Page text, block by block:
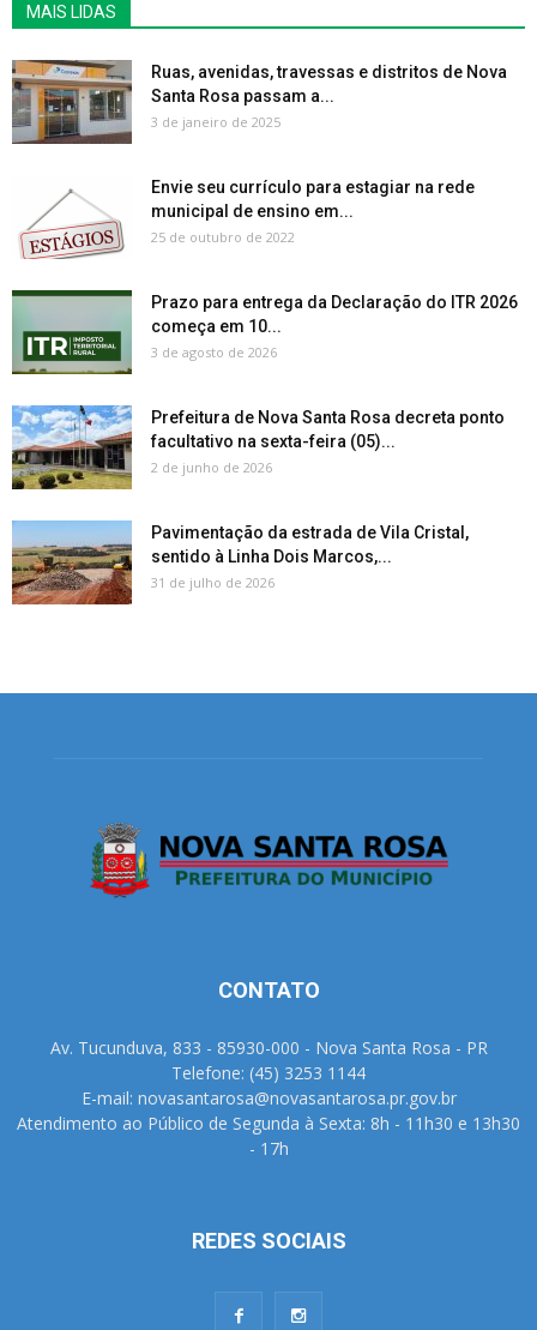
MAIS LIDAS
Ruas, avenidas, travessas e distritos de Nova
Santa Rosa passam a...
3 de janeiro de 2025
Envie seu currículo para estagiar na rede
municipal de ensino em...
25 de outubro de 2022
Prazo para entrega da Declaração do ITR 2026
começa em 10...
3 de agosto de 2026
Prefeitura de Nova Santa Rosa decreta ponto
facultativo na sexta-feira (05)...
2 de junho de 2026
Pavimentação da estrada de Vila Cristal,
sentido à Linha Dois Marcos,...
31 de julho de 2026
CONTATO
Av. Tucunduva, 833 - 85930-000 - Nova Santa Rosa - PR
Telefone: (45) 3253 1144
E-mail: novasantarosa@novasantarosa.pr.gov.br
Atendimento ao Público de Segunda à Sexta: 8h - 11h30 e 13h30
- 17h
REDES SOCIAIS